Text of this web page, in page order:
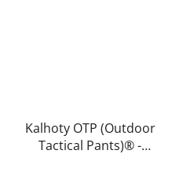
Kalhoty OTP (Outdoor
Tactical Pants)® -